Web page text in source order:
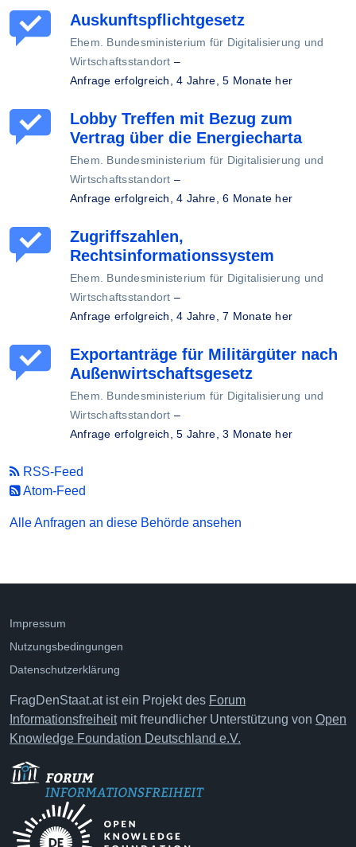
Auskunftspflichtgesetz
Ehem. Bundesministerium für Digitalisierung und
Wirtschaftsstandort –
Anfrage erfolgreich,4 Jahre, 5 Monate her
Lobby Treffen mit Bezug zum
Vertrag über die Energiecharta
Ehem. Bundesministerium für Digitalisierung und
Wirtschaftsstandort –
Anfrage erfolgreich,4 Jahre, 6 Monate her
Zugriffszahlen,
Rechtsinformationssystem
Ehem. Bundesministerium für Digitalisierung und
Wirtschaftsstandort –
Anfrage erfolgreich,4 Jahre, 7 Monate her
Exportanträge für Militärgüter nach
Außenwirtschaftsgesetz
Ehem. Bundesministerium für Digitalisierung und
Wirtschaftsstandort –
Anfrage erfolgreich,5 Jahre, 3 Monate her
RSS-Feed
Atom-Feed
Alle Anfragen an diese Behörde ansehen
Impressum
Nutzungsbedingungen
Datenschutzerklärung
FragDenStaat.at ist ein Projekt des Forum
Informationsfreiheitmit freundlicher Unterstützung von Open
Knowledge Foundation Deutschland e.V.